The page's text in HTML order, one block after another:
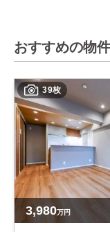
おすすめの物件
39枚
3,980万円